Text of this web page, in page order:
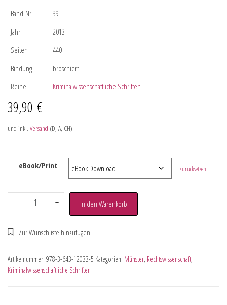
Band-Nr.
39
Jahr
2013
Seiten
440
Bindung
broschiert
Reihe
Kriminalwissenschaftliche Schriften
39,90 €
und inkl. Versand (D, A, CH)
eBook/Print Zurücksetzen
- + In den Warenkorb
Artikelnummer: 978-3-643-12033-5 Kategorien: Münster, Rechtswissenschaft,
Kriminalwissenschaftliche Schriften